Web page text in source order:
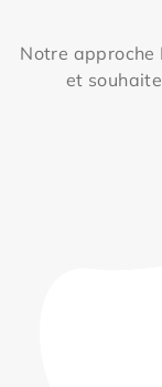
Notre approche
et